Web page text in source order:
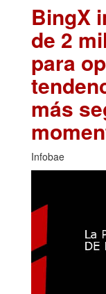
BingX
de 2
para
más
Infobae